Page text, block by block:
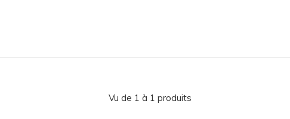
Vu de 1 à 1 produits